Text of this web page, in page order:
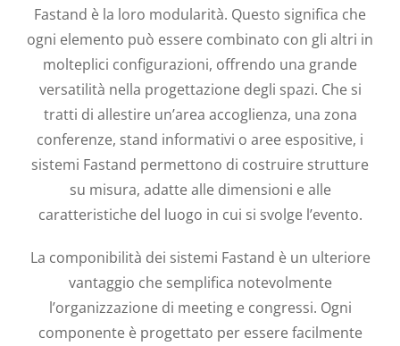
Fastand è la loro modularità. Questo significa che
ogni elemento può essere combinato con gli altri in
molteplici configurazioni, offrendo una grande
versatilità nella progettazione degli spazi. Che si
tratti di allestire un’area accoglienza, una zona
conferenze, stand informativi o aree espositive, i
sistemi Fastand permettono di costruire strutture
su misura, adatte alle dimensioni e alle
caratteristiche del luogo in cui si svolge l’evento.
La componibilità dei sistemi Fastand è un ulteriore
vantaggio che semplifica notevolmente
l’organizzazione di meeting e congressi. Ogni
componente è progettato per essere facilmente